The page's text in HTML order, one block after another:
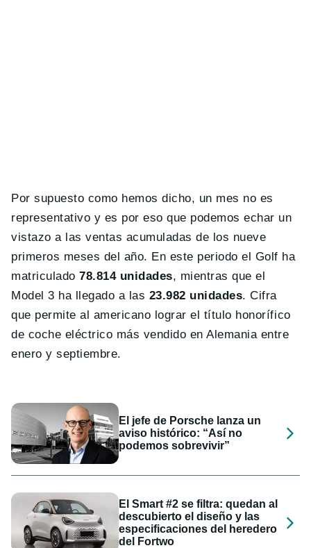
Por supuesto como hemos dicho, un mes no es
representativo y es por eso que podemos echar un
vistazo a las ventas acumuladas de los nueve
primeros meses del año. En este periodo el Golf ha
matriculado 78.814 unidades, mientras que el
Model 3 ha llegado a las 23.982 unidades. Cifra
que permite al americano lograr el título honorífico
de coche eléctrico más vendido en Alemania entre
enero y septiembre.
El jefe de Porsche lanza un
aviso histórico: “Así no
podemos sobrevivir”
El Smart #2 se filtra: quedan al
descubierto el diseño y las
especificaciones del heredero
del Fortwo